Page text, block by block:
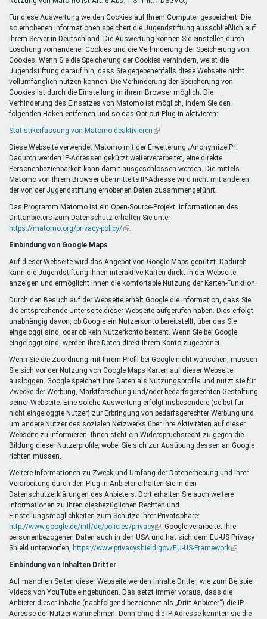
Für diese Auswertung werden Cookies auf Ihrem Computer gespeichert. Die
so erhobenen Informationen speichert die Jugendstiftung ausschließlich auf
ihrem Server in Deutschland. Die Auswertung können Sie einstellen durch
Löschung vorhandener Cookies und die Verhinderung der Speicherung von
Cookies. Wenn Sie die Speicherung der Cookies verhindern, weist die
Jugendstiftung darauf hin, dass Sie gegebenenfalls diese Webseite nicht
vollumfänglich nutzen können. Die Verhinderung der Speicherung von
Cookies ist durch die Einstellung in ihrem Browser möglich. Die
Verhinderung des Einsatzes von Matomo ist möglich, indem Sie den
folgenden Haken entfernen und so das Opt-out-Plug-in aktivieren:
Statistikerfassung von Matomo deaktivieren (Link
extern)
Diese Webseite verwendet Matomo mit der Erweiterung „AnonymizeIP“.
Dadurch werden IP-Adressen gekürzt weiterverarbeitet, eine direkte
Personenbeziehbarkeit kann damit ausgeschlossen werden. Die mittels
Matomo von Ihrem Browser übermittelte IP-Adresse wird nicht mit anderen
der von der Jugendstiftung erhobenen Daten zusammengeführt.
Das Programm Matomo ist ein Open-Source-Projekt. Informationen des
Drittanbieters zum Datenschutz erhalten Sie unter
https://matomo.org/privacy-policy/(Link
Einbindung von Google Maps
Auf dieser Webseite wird das Angebot von Google Maps genutzt. Dadurch
kann die Jugendstiftung Ihnen interaktive Karten direkt in der Webseite
anzeigen und ermöglicht Ihnen die komfortable Nutzung der Karten-Funktion.
Durch den Besuch auf der Webseite erhält Google die Information, dass Sie
die entsprechende Unterseite dieser Webseite aufgerufen haben. Dies erfolgt
unabhängig davon, ob Google ein Nutzerkonto bereitstellt, über das Sie
eingeloggt sind, oder ob kein Nutzerkonto besteht. Wenn Sie bei Google
eingeloggt sind, werden Ihre Daten direkt Ihrem Konto zugeordnet.
Wenn Sie die Zuordnung mit Ihrem Profil bei Google nicht wünschen, müssen
Sie sich vor der Nutzung von Google Maps Karten auf dieser Webseite
ausloggen. Google speichert Ihre Daten als Nutzungsprofile und nutzt sie für
Zwecke der Werbung, Marktforschung und/oder bedarfsgerechten Gestaltung
seiner Webseite. Eine solche Auswertung erfolgt insbesondere (selbst für
nicht eingeloggte Nutzer) zur Erbringung von bedarfsgerechter Werbung und
um andere Nutzer des sozialen Netzwerks über Ihre Aktivitäten auf dieser
Webseite zu informieren. Ihnen steht ein Widerspruchsrecht zu gegen die
Bildung dieser Nutzerprofile, wobei Sie sich zur Ausübung dessen an Google
richten müssen.
Weitere Informationen zu Zweck und Umfang der Datenerhebung und ihrer
Verarbeitung durch den Plug-in-Anbieter erhalten Sie in den
Datenschutzerklärungen des Anbieters. Dort erhalten Sie auch weitere
Informationen zu Ihren diesbezüglichen Rechten und
Einstellungsmöglichkeiten zum Schutze Ihrer Privatsphäre:
http://www.google.de/intl/de/policies/privacy(Link
ist
extern)
. Google verarbeitet Ihre
personenbezogenen Daten auch in den USA und hat sich dem EU-US Privacy
Shield unterworfen,
https://www.privacyshield.gov/EU-US-Framework(Link
Einbindung von Inhalten Dritter
Auf manchen Seiten dieser Webseite werden Inhalte Dritter, wie zum Beispiel
Videos von YouTube eingebunden. Das setzt immer voraus, dass die
Anbieter dieser Inhalte (nachfolgend bezeichnet als „Dritt-Anbieter“) die IP-
Adresse der Nutzer wahrnehmen. Denn ohne die IP-Adresse könnten sie die